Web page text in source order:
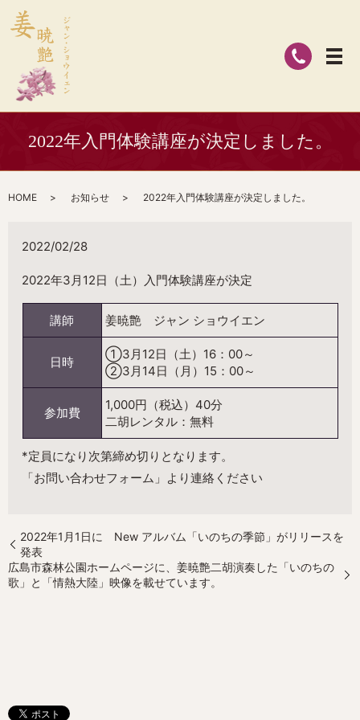
2022年入門体験講座が決定しました。
HOME お知らせ 2022年入門体験講座が決定しました。
2022/02/28
2022年3月12日（土）入門体験講座が決定
講師 姜暁艶 ジャン ショウイエン
日時
①3月12日（土）16：00～
②3月14日（月）15：00～
参加費
1,000円（税込）40分
二胡レンタル：無料
*定員になり次第締め切りとなります。
「お問い合わせフォーム」より連絡ください
2022年1月1日に New アルバム「いのちの季節」がリリースを
発表
広島市森林公園ホームページに、姜暁艶二胡演奏した「いのちの
歌」と「情熱大陸」映像を載せています。